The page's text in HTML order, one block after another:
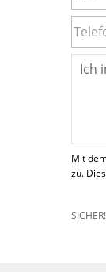
Mit
zu.